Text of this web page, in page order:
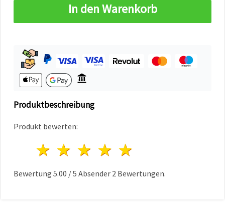
Einstellungen
In den Warenkorb
Produktbeschreibung
Produkt bewerten:
4 Sterne
3 Sterne
2 Sterne
1 Stern
Bewertung 5.00 /5 Absender 2 Bewertungen.